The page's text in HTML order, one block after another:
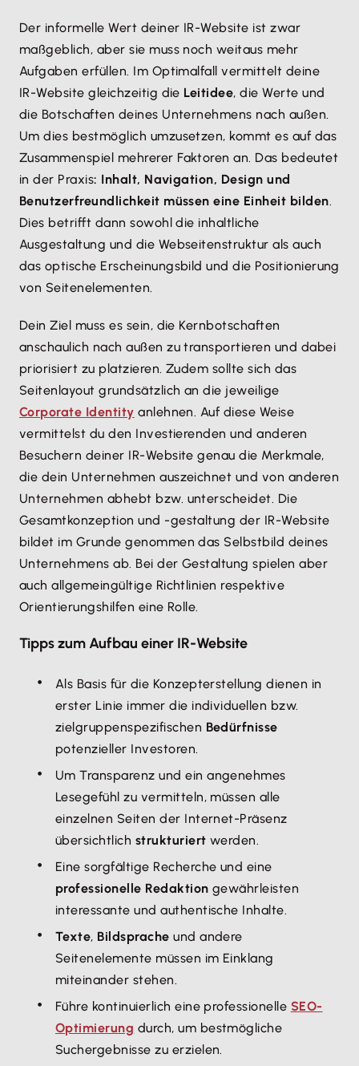
Der informelle Wert deiner IR-Website ist zwar
maßgeblich, aber sie muss noch weitaus mehr
Aufgaben erfüllen. Im Optimalfall vermittelt deine
IR-Website gleichzeitig die Leitidee, die Werte und
die Botschaften deines Unternehmens nach außen.
Um dies bestmöglich umzusetzen, kommt es auf das
Zusammenspiel mehrerer Faktoren an. Das bedeutet
in der Praxis: Inhalt, Navigation, Design und
Benutzerfreundlichkeit müssen eine Einheit bilden.
Dies betrifft dann sowohl die inhaltliche
Ausgestaltung und die Webseitenstruktur als auch
das optische Erscheinungsbild und die Positionierung
von Seitenelementen.
Dein Ziel muss es sein, die Kernbotschaften
anschaulich nach außen zu transportieren und dabei
priorisiert zu platzieren. Zudem sollte sich das
Seitenlayout grundsätzlich an die jeweilige
Corporate Identity anlehnen. Auf diese Weise
vermittelst du den Investierenden und anderen
Besuchern deiner IR-Website genau die Merkmale,
die dein Unternehmen auszeichnet und von anderen
Unternehmen abhebt bzw. unterscheidet. Die
Gesamtkonzeption und -gestaltung der IR-Website
bildet im Grunde genommen das Selbstbild deines
Unternehmens ab. Bei der Gestaltung spielen aber
auch allgemeingültige Richtlinien respektive
Orientierungshilfen eine Rolle.
Tipps zum Aufbau einer IR-Website
Als Basis für die Konzepterstellung dienen in
erster Linie immer die individuellen bzw.
zielgruppenspezifischen Bedürfnisse
potenzieller Investoren.
Um Transparenz und ein angenehmes
Lesegefühl zu vermitteln, müssen alle
einzelnen Seiten der Internet-Präsenz
übersichtlich strukturiert werden.
Eine sorgfältige Recherche und eine
professionelle Redaktion gewährleisten
interessante und authentische Inhalte.
Texte, Bildsprache und andere
Seitenelemente müssen im Einklang
miteinander stehen.
Führe kontinuierlich eine professionelle SEO-
Optimierung durch, um bestmögliche
Suchergebnisse zu erzielen.